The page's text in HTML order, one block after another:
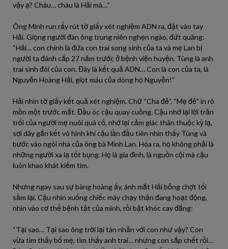
vậy ạ? Cháu… cháu là Hải mà…”
Ông Minh run rẩy rút tờ giấy xét nghiệm ADN ra, đặt vào tay
Hải. Giọng người đàn ông trung niên nghẹn ngào, đứt quãng:
“Hải… con chính là đứa con trai song sinh của ta và mẹ Lan bị
người ta đánh cắp 27 năm trước ở bệnh viện huyện. Tùng là anh
trai sinh đôi của con. Đây là kết quả ADN… Con là con của ta, là
Nguyễn Hoàng Hải, giọt máu của dòng họ Nguyễn!”
Hải nhìn tờ giấy kết quả xét nghiệm. Chữ “Cha đẻ”, “Mẹ đẻ” in rõ
mồn một trước mắt. Đầu óc cậu quay cuồng. Cậu nhớ lại lời trăn
trối của người mẹ nuôi quá cố, nhớ lại cảm giác thân thuộc kỳ lạ,
sợi dây gắn kết vô hình khi cậu lần đầu tiên nhìn thấy Tùng và
bước vào ngôi nhà của ông bà Minh Lan. Hóa ra, họ không phải là
những người xa lạ tốt bụng. Họ là gia đình, là nguồn cội mà cậu
luôn khao khát kiếm tìm.
Nhưng ngay sau sự bàng hoàng ấy, ánh mắt Hải bỗng chợt tối
sầm lại. Cậu nhìn xuống chiếc máy chạy thận đang hoạt động,
nhìn vào cơ thể bệnh tật của mình, rồi bật khóc cay đắng:
“Tại sao… Tại sao ông trời lại tàn nhẫn với con như vậy? Con
vừa tìm thấy bố mẹ, tìm thấy anh trai… nhưng con sắp chết rồi…